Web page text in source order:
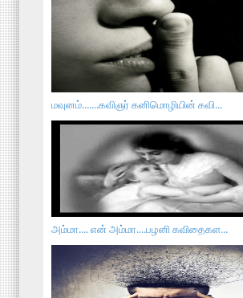
மவுனம்.......கவிஞர் கனிமொழியின் கவி...
அம்மா.... என் அம்மா....பழனி கவிதைகள...